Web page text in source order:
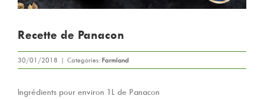
Recette de Panacon
30/01/2018 | Categories: Farmland
Ingrédients pour environ 1L de Panacon